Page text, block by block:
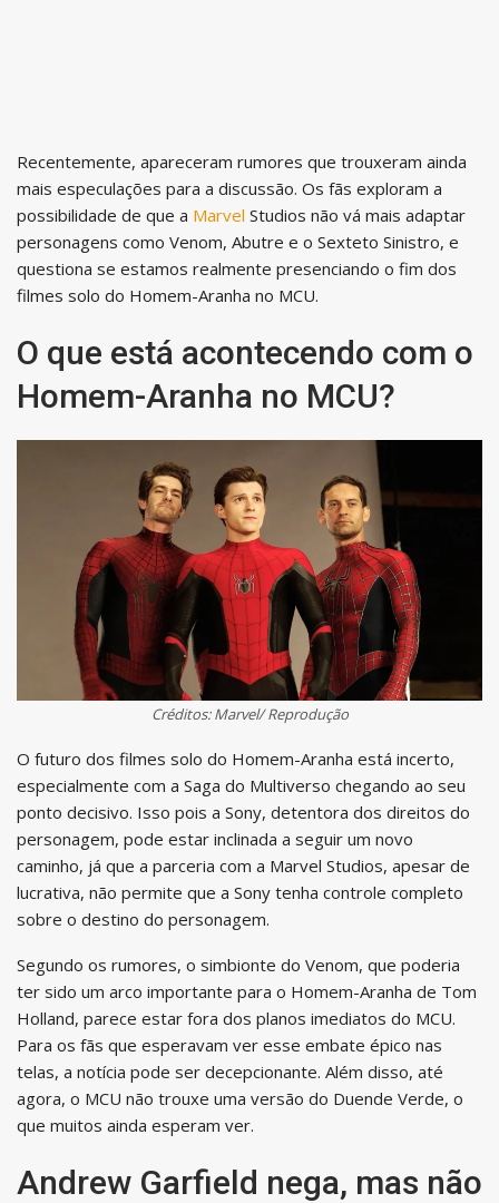
Recentemente, apareceram rumores que trouxeram ainda
mais especulações para a discussão. Os fãs exploram a
possibilidade de que a Marvel Studios não vá mais adaptar
personagens como Venom, Abutre e o Sexteto Sinistro, e
questiona se estamos realmente presenciando o fim dos
filmes solo do Homem-Aranha no MCU.
O que está acontecendo com o
Homem-Aranha no MCU?
Créditos: Marvel/ Reprodução
O futuro dos filmes solo do Homem-Aranha está incerto,
especialmente com a Saga do Multiverso chegando ao seu
ponto decisivo. Isso pois a Sony, detentora dos direitos do
personagem, pode estar inclinada a seguir um novo
caminho, já que a parceria com a Marvel Studios, apesar de
lucrativa, não permite que a Sony tenha controle completo
sobre o destino do personagem.
Segundo os rumores, o simbionte do Venom, que poderia
ter sido um arco importante para o Homem-Aranha de Tom
Holland, parece estar fora dos planos imediatos do MCU.
Para os fãs que esperavam ver esse embate épico nas
telas, a notícia pode ser decepcionante. Além disso, até
agora, o MCU não trouxe uma versão do Duende Verde, o
que muitos ainda esperam ver.
Andrew Garfield nega, mas não